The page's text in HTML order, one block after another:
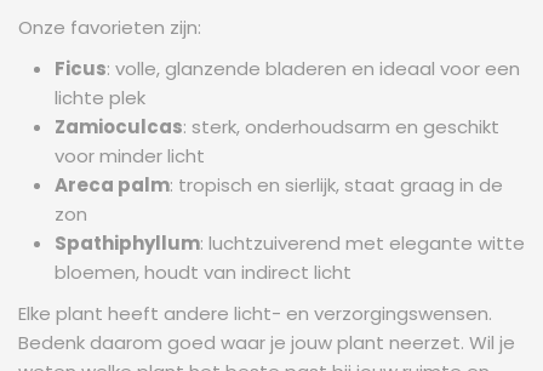
Onze favorieten zijn:
Ficus: volle, glanzende bladeren en ideaal voor een
lichte plek
Zamioculcas: sterk, onderhoudsarm en geschikt
voor minder licht
Areca palm: tropisch en sierlijk, staat graag in de
zon
Spathiphyllum: luchtzuiverend met elegante witte
bloemen, houdt van indirect licht
Elke plant heeft andere licht- en verzorgingswensen.
Bedenk daarom goed waar je jouw plant neerzet. Wil je